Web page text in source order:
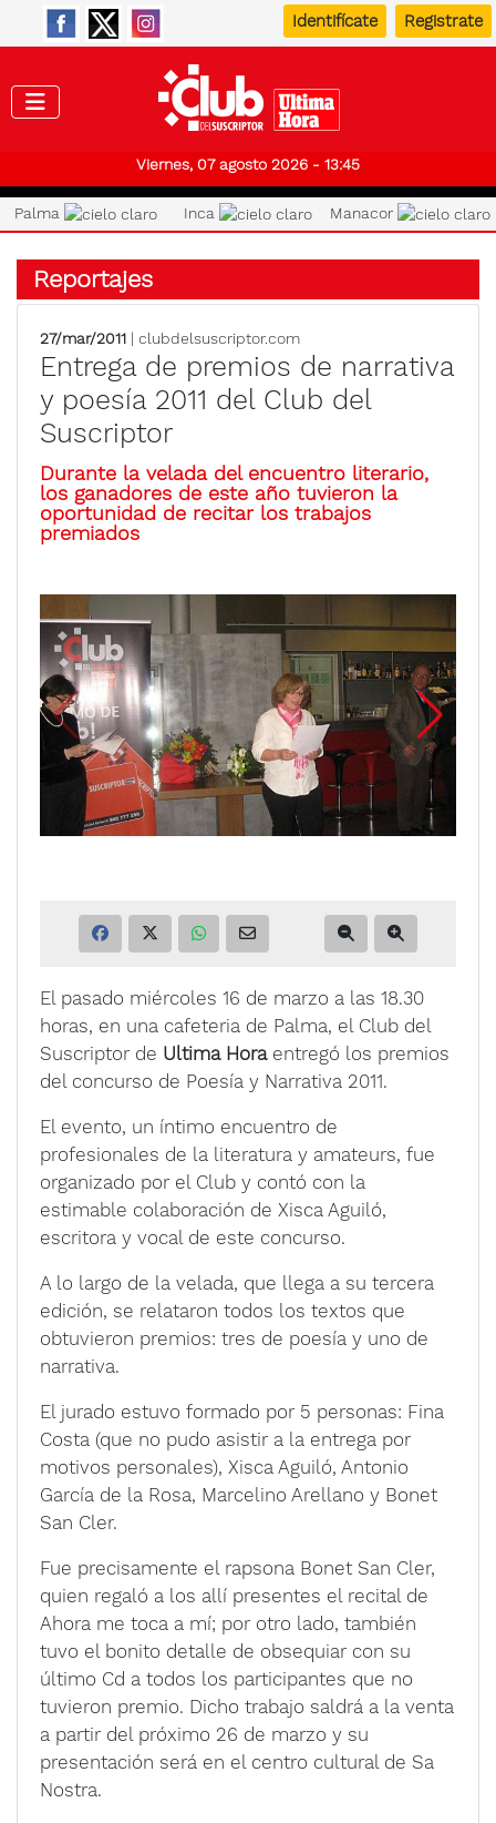
Identifícate Registrate
Viernes, 07 agosto 2026 - 13:45
Palma Inca Manacor
Reportajes
27/mar/2011 | clubdelsuscriptor.com
Entrega de premios de narrativa
y poesía 2011 del Club del
Suscriptor
Durante la velada del encuentro literario,
los ganadores de este año tuvieron la
oportunidad de recitar los trabajos
premiados
El pasado miércoles 16 de marzo a las 18.30
horas, en una cafeteria de Palma, el Club del
Suscriptor de Ultima Horaentregó los premios
del concurso de Poesía y Narrativa 2011.
El evento, un íntimo encuentro de
profesionales de la literatura y amateurs, fue
organizado por el Club y contó con la
estimable colaboración de Xisca Aguiló,
escritora y vocal de este concurso.
A lo largo de la velada, que llega a su tercera
edición, se relataron todos los textos que
obtuvieron premios: tres de poesía y uno de
narrativa.
El jurado estuvo formado por 5 personas: Fina
Costa (que no pudo asistir a la entrega por
motivos personales), Xisca Aguiló, Antonio
García de la Rosa, Marcelino Arellano y Bonet
San Cler.
Fue precisamente el rapsona Bonet San Cler,
quien regaló a los allí presentes el recital de
Ahora me toca a mí; por otro lado, también
tuvo el bonito detalle de obsequiar con su
último Cd a todos los participantes que no
tuvieron premio. Dicho trabajo saldrá a la venta
a partir del próximo 26 de marzo y su
presentación será en el centro cultural de Sa
Nostra.